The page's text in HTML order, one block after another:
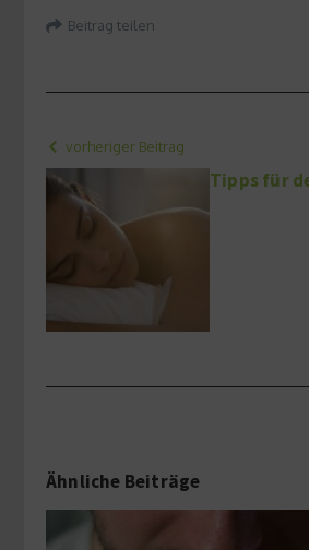
Beitrag teilen
vorheriger Beitrag
Tipps für
Ähnliche Beiträge